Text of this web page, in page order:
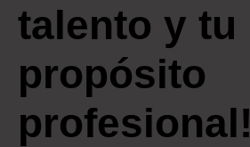
talento y tu
propósito
profesional!